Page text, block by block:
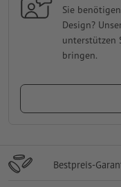
Sie
Design?
unterstützen
bringen.
Bestpreis-